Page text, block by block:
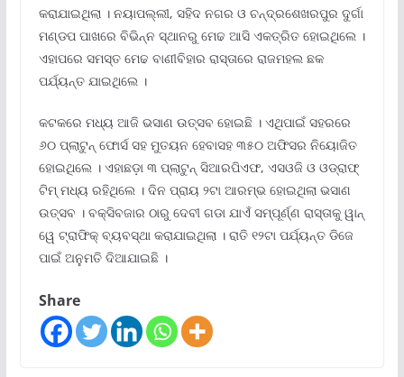
କରାଯାଇଥିଲା । ନୟାପଲ୍ଲୀ, ସହିଦ ନଗର ଓ ଚନ୍ଦ୍ରଶେଖରପୁର ଦୁର୍ଗା
ମଣ୍ଡପ ପାଖରେ ବିଭିନ୍ନ ସ୍ଥାନରୁ ମେଢ ଆସି ଏକତ୍ରିତ ହୋଇଥିଲେ ।
ଏହାପରେ ସମସ୍ତ ମେଢ ବାଣୀବିହାର ରାସ୍ତାରେ ରାଜମହଲ ଛକ
ପର୍ଯ୍ୟନ୍ତ ଯାଇଥିଲେ ।
କଟକରେ ମଧ୍ୟ ଆଜି ଭସାଣ ଉତ୍ସବ ହୋଇଛି । ଏଥିପାଇଁ ସହରରେ
୬୦ ପ୍ଲାଟୁନ୍ ଫୋର୍ସ ସହ ମୁତୟନ ହେବାସହ ୩୫୦ ଅଫିସର ନିୟୋଜିତ
ହୋଇଥିଲେ । ଏହାଛଡ଼ା ୩ ପ୍ଲାଟୁନ୍ ସିଆରପିଏଫ, ଏସଓଜି ଓ ଓଡ୍ରାଫ୍
ଟିମ୍ ମଧ୍ୟ ରହିଥିଲେ । ଦିନ ପ୍ରାୟ ୨ଟା ଆରମ୍ଭ ହୋଇଥିଲା ଭସାଣ
ଉତ୍ସବ । ବକ୍ସିବଜାର ଠାରୁ ଦେବୀ ଗଡା ଯାଏଁ ସମ୍ପୂର୍ଣ୍ଣ ରାସ୍ତାକୁ ୱାନ୍
ୱେ ଟ୍ରାଫିକ୍ ବ୍ୟବସ୍ଥା କରାଯାଇଥିଲା । ରାତି ୧୨ଟା ପର୍ଯ୍ୟନ୍ତ ଡିଜେ
ପାଇଁ ଅନୁମତି ଦିଆଯାଇଛି ।
Share